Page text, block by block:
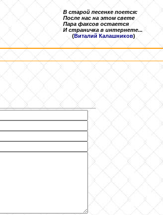
В старой песенке поется:
После нас на этом свете
Пара факсов остается
И страничка в интернете...
(Виталий Калашников)